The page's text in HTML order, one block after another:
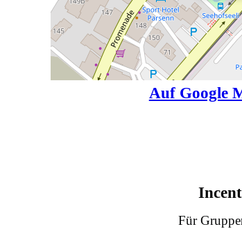
Auf Google
Für